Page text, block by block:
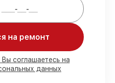
для холодильников
или быстро
и
на ремонт
Вы соглашаетесь на
данных